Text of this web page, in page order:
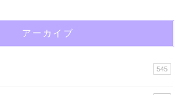
アーカイブ
545